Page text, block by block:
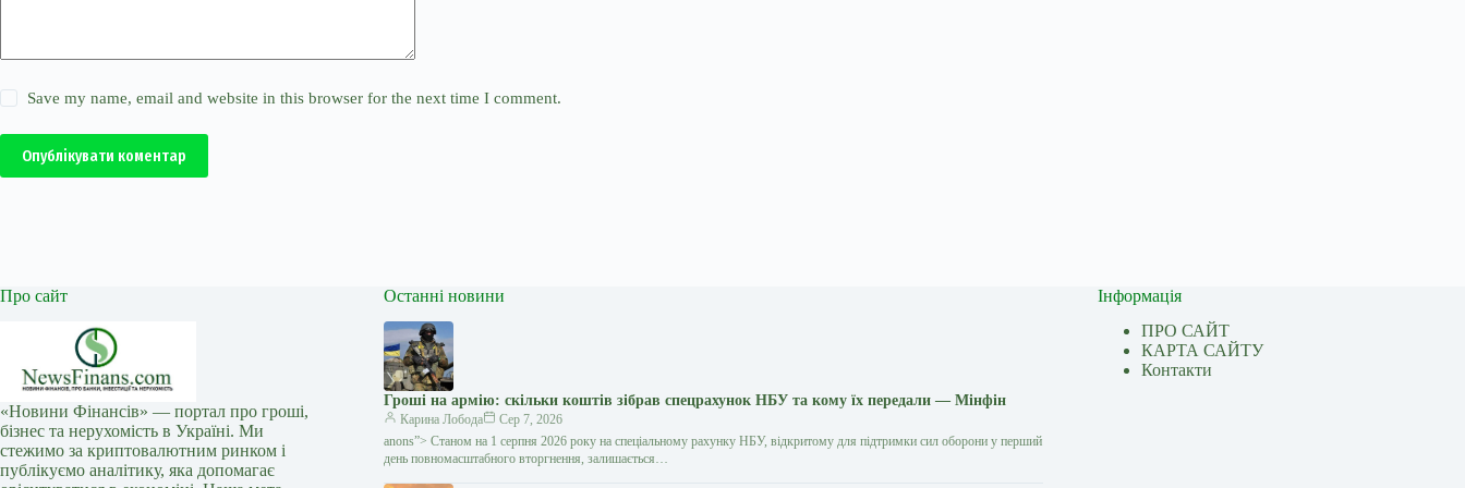
Save my name, email and website in this browser for the next time I comment.
Опублікувати коментар
Про сайт
«Новини Фінансів» — портал про гроші,
бізнес та нерухомість в Україні. Ми
стежимо за криптовалютним ринком і
публікуємо аналітику, яка допомагає
Останні новини
Гроші на армію: скільки коштів зібрав спецрахунок НБУ та кому їх передали — Мінфін
Карина Лобода
Сер 7, 2026
anons”> Станом на 1 серпня 2026 року на спеціальному рахунку НБУ, відкритому для підтримки сил оборони у перший
день повномасштабного вторгнення, залишається…
Інформація
ПРО САЙТ
КАРТА САЙТУ
Контакти